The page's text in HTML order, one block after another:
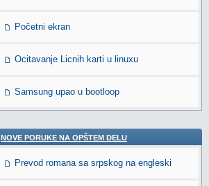
Početni ekran
Ocitavanje Licnih karti u linuxu
Samsung upao u bootloop
NOVE PORUKE NA OPŠTEM DELU
Prevod romana sa srpskog na engleski